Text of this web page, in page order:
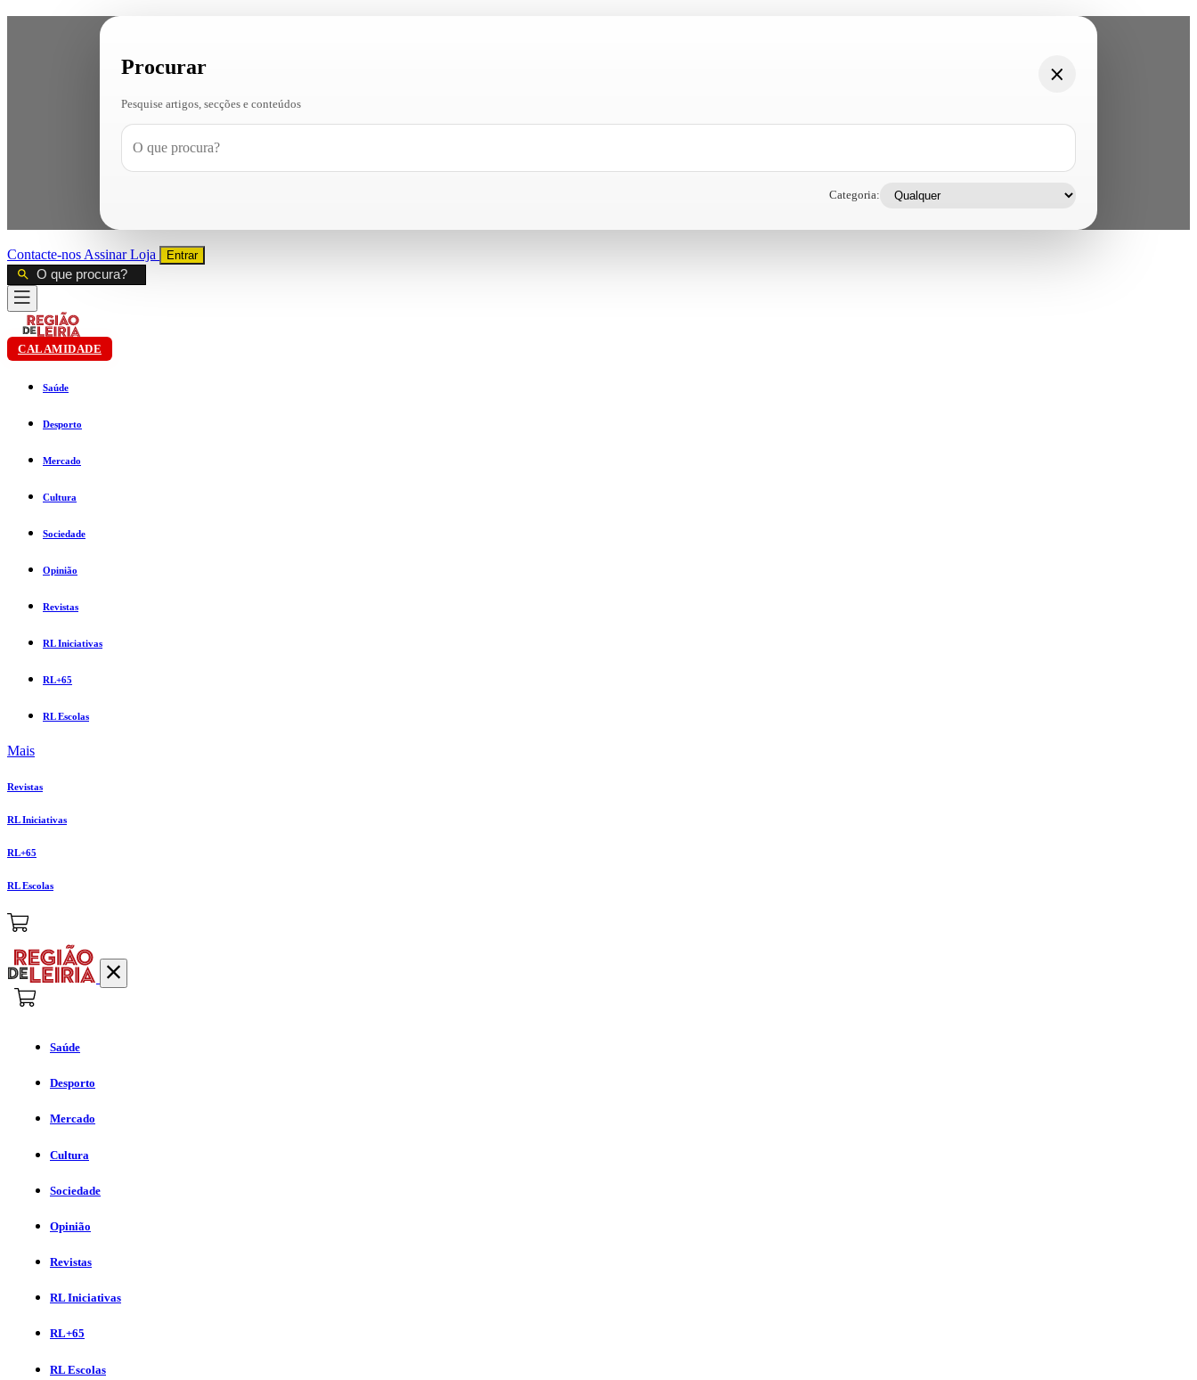
Procurar
Pesquise artigos, secções e conteúdos
Categoria:
Contacte-nos AssinarLoja Entrar
CALAMIDADE
Saúde
Desporto
Mercado
Cultura
Sociedade
Opinião
Revistas
RL Iniciativas
RL+65
RL Escolas
Mais
Revistas
RL Iniciativas
RL+65
RL Escolas
Saúde
Desporto
Mercado
Cultura
Sociedade
Opinião
Revistas
RL Iniciativas
RL+65
RL Escolas